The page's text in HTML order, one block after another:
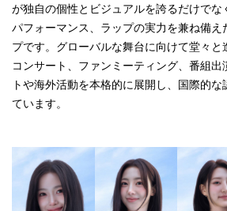
が独自の個性とビジュアルを誇るだけでな
パフォーマンス、ラップの実力を兼ね備え
プです。グローバルな舞台に向けて堂々
コンサート、ファンミーティング、番組
トや海外活動を本格的に展開し、国際的
ています。